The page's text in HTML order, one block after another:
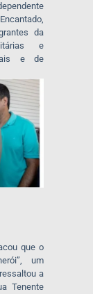
da
e
e de
que o
um
a
Tenente